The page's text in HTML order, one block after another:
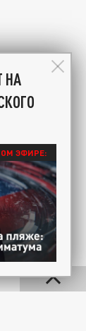
НА
ЭФИРЕ: